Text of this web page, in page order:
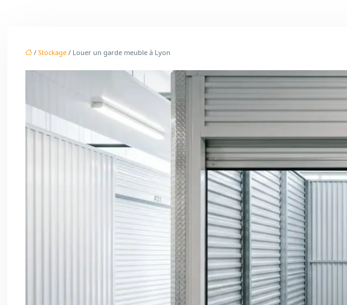
/ Stockage / Louer un garde meuble à Lyon